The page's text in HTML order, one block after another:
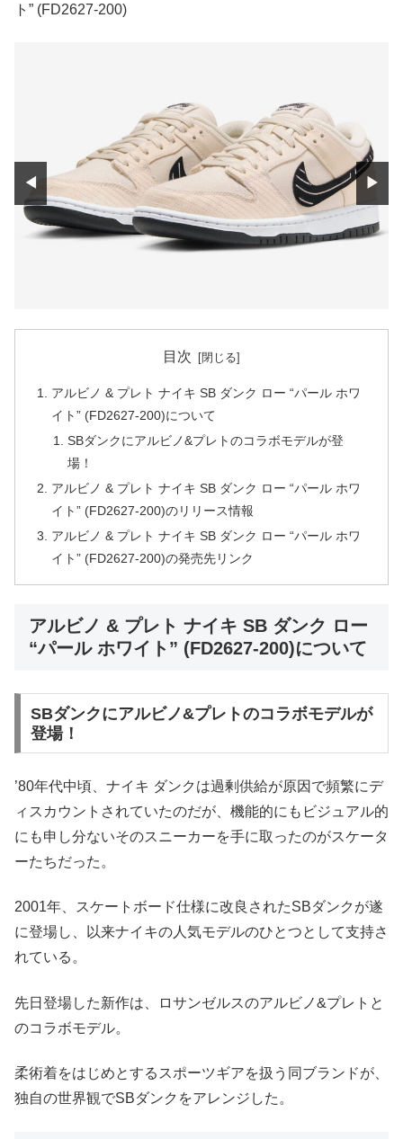
ト” (FD2627-200)
◀ ▶
目次
アルビノ & プレト ナイキ SB ダンク ロー “パール ホワ
イト” (FD2627-200)について
SBダンクにアルビノ&プレトのコラボモデルが登
場！
アルビノ & プレト ナイキ SB ダンク ロー “パール ホワ
イト” (FD2627-200)のリリース情報
アルビノ & プレト ナイキ SB ダンク ロー “パール ホワ
イト” (FD2627-200)の発売先リンク
アルビノ & プレト ナイキ SB ダンク ロー
“パール ホワイト” (FD2627-200)について
SBダンクにアルビノ&プレトのコラボモデルが
登場！
’80年代中頃、ナイキ ダンクは過剰供給が原因で頻繁にデ
ィスカウントされていたのだが、機能的にもビジュアル的
にも申し分ないそのスニーカーを手に取ったのがスケータ
ーたちだった。
2001年、スケートボード仕様に改良されたSBダンクが遂
に登場し、以来ナイキの人気モデルのひとつとして支持さ
れている。
先日登場した新作は、ロサンゼルスのアルビノ&プレトと
のコラボモデル。
柔術着をはじめとするスポーツギアを扱う同ブランドが、
独自の世界観でSBダンクをアレンジした。